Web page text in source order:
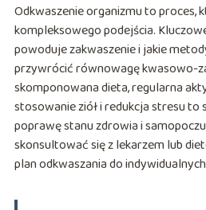
Odkwaszenie organizmu to proces,
kompleksowego podejścia.
powoduje zakwaszenie i jakie
przywrócić równowagę kwasowo-
skomponowana dieta, regularna
stosowanie ziół i redukcja stresu to
poprawę stanu zdrowia i
skonsultować się z lekarzem lub
plan odkwaszania do